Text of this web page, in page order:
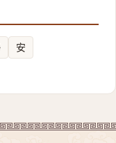
安